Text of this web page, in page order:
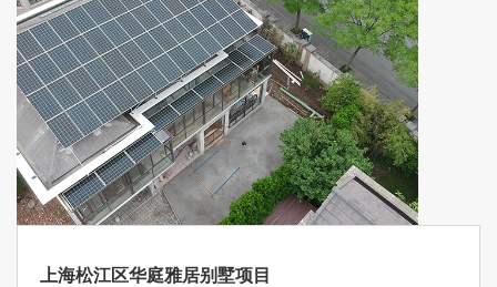
上海松江区华庭雅居别墅项目